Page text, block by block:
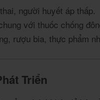
người huyết áp thấp.
với thuốc chống
rượu bia, thực phẩm
Triển